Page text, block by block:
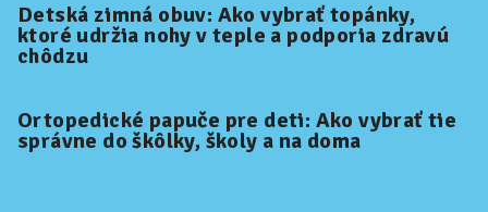
Detská zimná obuv: Ako vybrať topánky,
ktoré udržia nohy v teple a podporia zdravú
chôdzu
Ortopedické papuče pre deti: Ako vybrať tie
správne do škôlky, školy a na doma